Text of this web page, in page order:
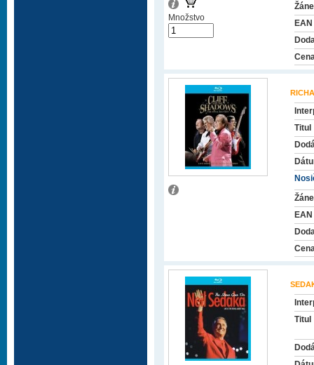
EAN
Množstvo
Titul
EAN
Titul